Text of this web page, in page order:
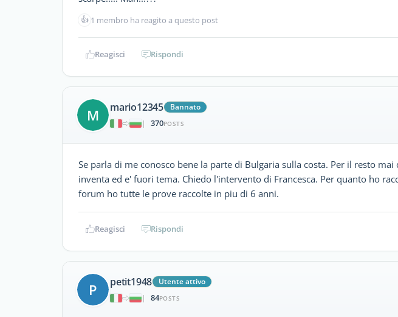
👍 1 membro ha reagito a questo post
Reagisci Rispondi
M mario12345
Bannato
|
370POSTS
Se parla di me conosco bene la parte di Bulgaria sulla costa. Per il resto
inventa ed e' fuori tema. Chiedo l'intervento di Francesca. Per quanto ho
forum ho tutte le prove raccolte in piu di 6 anni.
Reagisci Rispondi
P petit1948
Utente attivo
|
84POSTS